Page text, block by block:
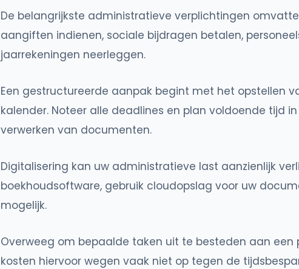
De belangrijkste administratieve verplichtingen
aangiften indienen, sociale bijdragen betalen,
jaarrekeningen neerleggen.
Een gestructureerde aanpak begint met het opstellen
kalender. Noteer alle deadlines en plan voldoende tijd
verwerken van documenten.
Digitalisering kan uw administratieve last aanzienlijk
boekhoudsoftware, gebruik cloudopslag voor uw
mogelijk.
Overweeg om bepaalde taken uit te besteden aan een
kosten hiervoor wegen vaak niet op tegen de